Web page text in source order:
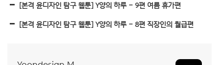
[본격 윤디자인 탐구 웹툰] Y양의 하루 – 9편 여름 휴가편
[본격 윤디자인 탐구 웹툰] Y양의 하루 – 8편 직장인의 월급편